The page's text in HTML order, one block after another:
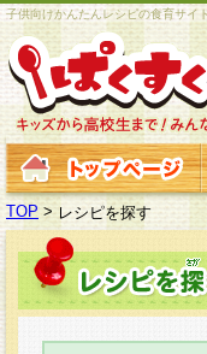
子供向けかんたんレシピの食育サイト
TOP > レシピを探す